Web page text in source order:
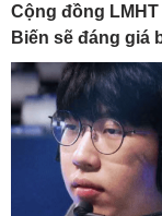
Cộng đồng
Biến sẽ đáng giá